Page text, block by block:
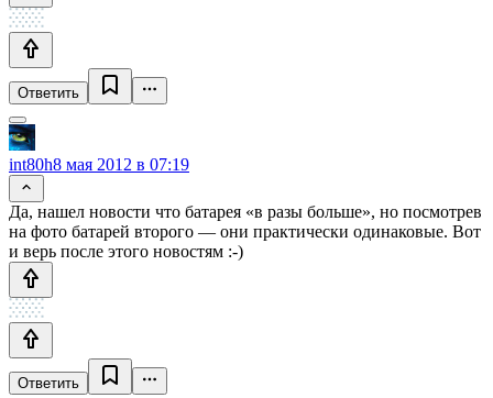
Ответить
int80h8 мая 2012 в 07:19
Да, нашел новости что батарея «в разы больше», но посмотрев
на фото батарей второго — они практически одинаковые. Вот
и верь после этого новостям :-)
Ответить